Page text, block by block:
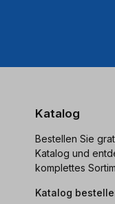
Katalog
Bestellen Sie
Katalog und
komplettes
Katalog